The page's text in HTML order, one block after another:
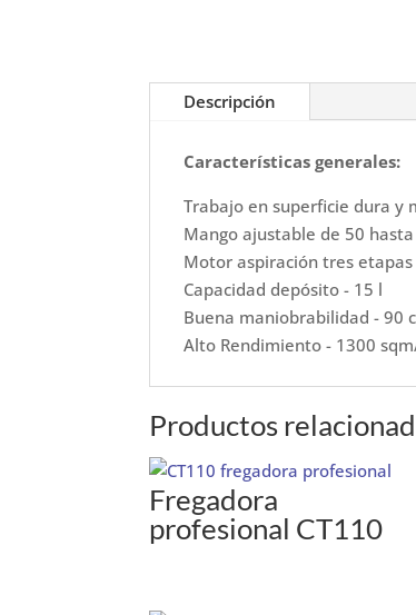
Descripción
Características generales:
Trabajo en superficie dura y
Mango ajustable de 50
Motor aspiración tres etapas
Capacidad depósito - 15 l
Buena maniobrabilidad - 90
Alto Rendimiento - 1300
Productos
Fregadora
profesional CT110